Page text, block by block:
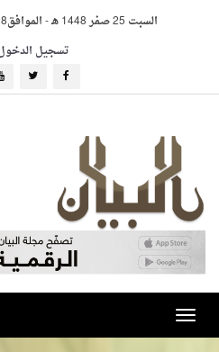
السبت 25 صفر 1448 هـ -الموافق2026/08/08م
تسجيل
Toggle
navigation